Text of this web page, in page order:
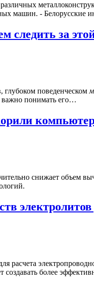
машин. - Белорусские
следить за
поведенческом
важно понимать его…
снижает объем
расчета
создавать более